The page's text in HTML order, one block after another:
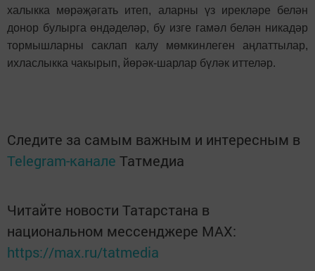
халыкка мөрәҗәгать итеп, аларны үз ирекләре белән
донор булырга өндәделәр, бу изге гамәл белән никадәр
тормышларны саклап калу мөмкинлеген аңлаттылар,
ихласлыкка чакырып, йөрәк-шарлар бүләк иттеләр.
Следите за самым важным и интересным в
Telegram-канале Татмедиа
Читайте новости Татарстана в
национальном мессенджере MАХ:
https://max.ru/tatmedia